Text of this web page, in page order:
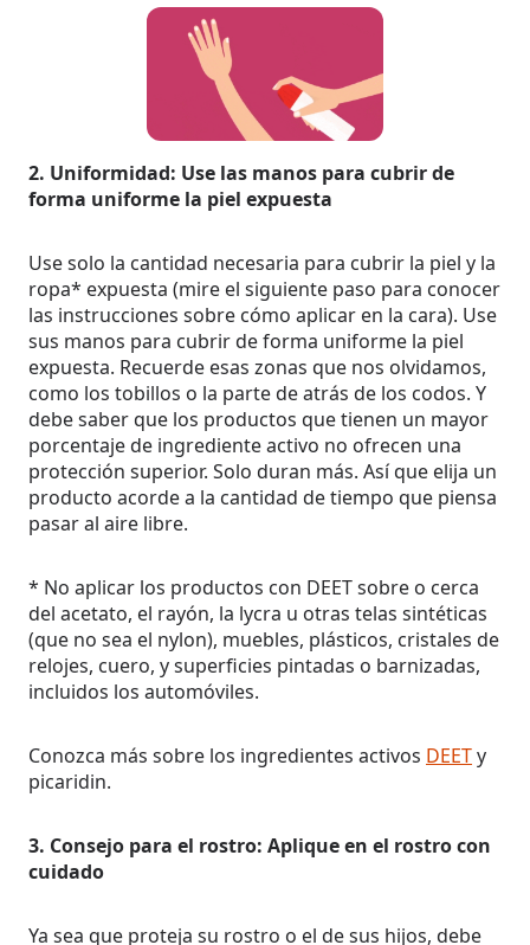
2. Uniformidad: Use las manos para cubrir de
forma uniforme la piel expuesta
Use solo la cantidad necesaria para cubrir la piel y la
ropa* expuesta (mire el siguiente paso para conocer
las instrucciones sobre cómo aplicar en la cara). Use
sus manos para cubrir de forma uniforme la piel
expuesta. Recuerde esas zonas que nos olvidamos,
como los tobillos o la parte de atrás de los codos. Y
debe saber que los productos que tienen un mayor
porcentaje de ingrediente activo no ofrecen una
protección superior. Solo duran más. Así que elija un
producto acorde a la cantidad de tiempo que piensa
pasar al aire libre.
* No aplicar los productos con DEET sobre o cerca
del acetato, el rayón, la lycra u otras telas sintéticas
(que no sea el nylon), muebles, plásticos, cristales de
relojes, cuero, y superficies pintadas o barnizadas,
incluidos los automóviles.
Conozca más sobre los ingredientes activos DEETy
picaridin.
3. Consejo para el rostro: Aplique en el rostro con
cuidado
Ya sea que proteja su rostro o el de sus hijos, debe